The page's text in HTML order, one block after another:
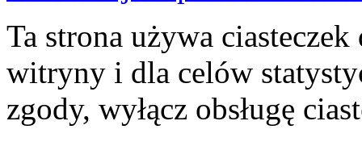
Ta strona używa
witryny i dla celów
zgody, wyłącz obsługę